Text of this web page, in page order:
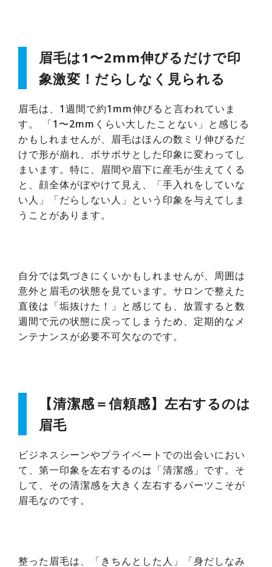
眉毛は1〜2mm伸びるだけで印
象激変！だらしなく見られる
眉毛は、1週間で約1mm伸びると言われていま
す。 「1〜2mmくらい大したことない」と感じる
かもしれませんが、眉毛はほんの数ミリ伸びるだ
けで形が崩れ、ボサボサとした印象に変わってし
まいます。特に、眉間や眉下に産毛が生えてくる
と、顔全体がぼやけて見え、「手入れをしていな
い人」「だらしない人」という印象を与えてしま
うことがあります。
自分では気づきにくいかもしれませんが、周囲は
意外と眉毛の状態を見ています。サロンで整えた
直後は「垢抜けた！」と感じても、放置すると数
週間で元の状態に戻ってしまうため、定期的なメ
ンテナンスが必要不可欠なのです。
【清潔感＝信頼感】左右するのは
眉毛
ビジネスシーンやプライベートでの出会いにおい
て、第一印象を左右するのは「清潔感」です。そ
して、その清潔感を大きく左右するパーツこそが
眉毛なのです。
整った眉毛は、「きちんとした人」「身だしなみ